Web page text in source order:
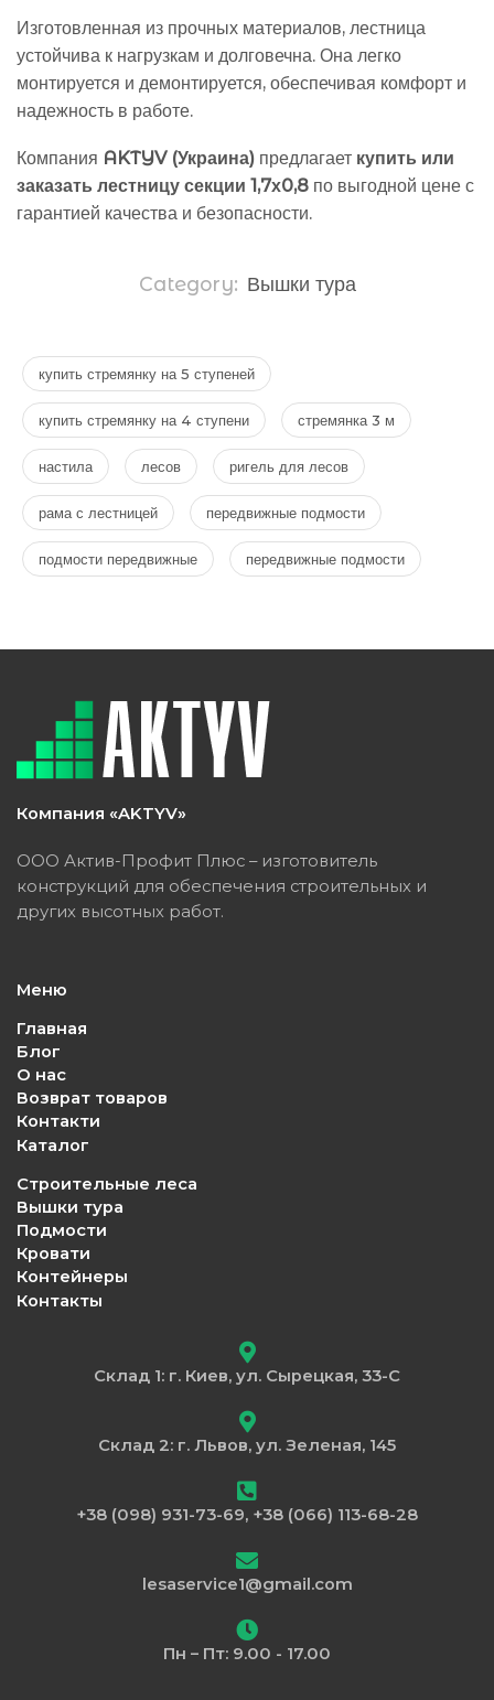
Изготовленная из прочных материалов, лестница
устойчива к нагрузкам и долговечна. Она легко
монтируется и демонтируется, обеспечивая комфорт и
надежность в работе.
Компания AKTYV (Украина) предлагает купить или
заказать лестницу секции 1,7х0,8 по выгодной цене с
гарантией качества и безопасности.
Category: Вышки тура
купить стремянку на 5 ступеней
купить стремянку на 4 ступени стремянка 3 м
настила лесов ригель для лесов
рама с лестницей передвижные подмости
подмости передвижные передвижные подмости
Компания «AKTYV»
ООО Актив-Профит Плюс – изготовитель
конструкций для обеспечения строительных и
других высотных работ.
Меню
Главная
Блог
О нас
Возврат товаров
Контакти
Каталог
Строительные леса
Вышки тура
Подмости
Кровати
Контейнеры
Контакты
Склад 1: г. Киев, ул. Сырецкая, 33-С
Склад 2: г. Львов, ул. Зеленая, 145
+38 (098) 931-73-69, +38 (066) 113-68-28
lesaservice1@gmail.com
Пн – Пт: 9.00 - 17.00